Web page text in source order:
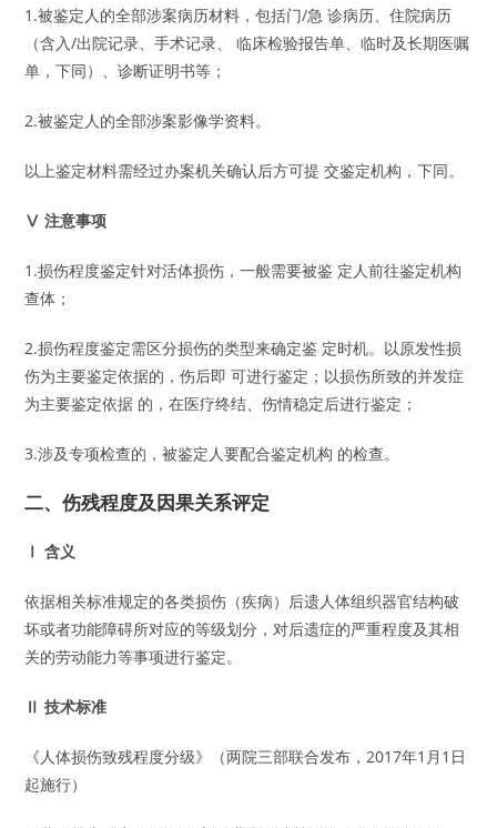
1.被鉴定人的全部涉案病历材料，包括门/急 诊病历、住院病历
（含入/出院记录、手术记录、 临床检验报告单、临时及长期医嘱
单，下同）、诊断证明书等；
2.被鉴定人的全部涉案影像学资料。
以上鉴定材料需经过办案机关确认后方可提 交鉴定机构，下同。
Ⅴ 注意事项
1.损伤程度鉴定针对活体损伤，一般需要被鉴 定人前往鉴定机构
查体；
2.损伤程度鉴定需区分损伤的类型来确定鉴 定时机。以原发性损
伤为主要鉴定依据的，伤后即 可进行鉴定；以损伤所致的并发症
为主要鉴定依据 的，在医疗终结、伤情稳定后进行鉴定；
3.涉及专项检查的，被鉴定人要配合鉴定机构 的检查。
二、伤残程度及因果关系评定
Ⅰ 含义
依据相关标准规定的各类损伤（疾病）后遗人体组织器官结构破
坏或者功能障碍所对应的等级划分，对后遗症的严重程度及其相
关的劳动能力等事项进行鉴定。
Ⅱ 技术标准
《人体损伤致残程度分级》（两院三部联合发布，2017年1月1日
起施行）